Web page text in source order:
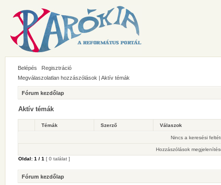
Belépés
Regisztráció
Megválaszolatlan hozzászólások | Aktív témák
Fórum kezdőlap
Aktív témák
Témák Szerző Válaszok
Nincs a keresési
Hozzászólások
Oldal: 1 / 1 [ 0 találat ]
Fórum kezdőlap